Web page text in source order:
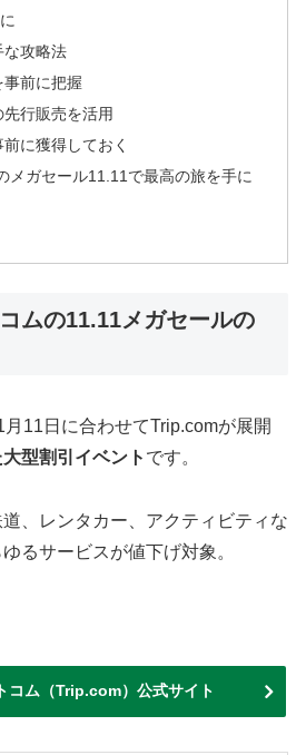
な攻略法
前に把握
行販売を活用
に獲得しておく
メガセール11.11で最高の旅を手に
ムの11.11メガセールの
11日に合わせてTrip.comが展開
型割引イベント です。
、レンタカー、アクティビティな
るサービスが値下げ対象。
コム（Trip.com）公式サイト